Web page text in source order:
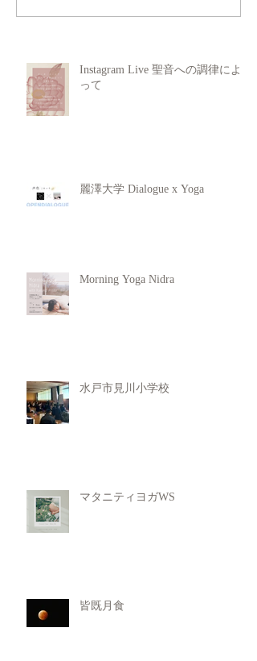
Instagram Live 聖音への調律によ
って
麗澤大学 Dialogue x Yoga
Morning Yoga Nidra
水戸市見川小学校
マタニティヨガWS
皆既月食